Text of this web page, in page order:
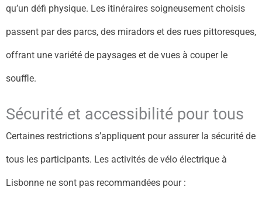
qu’un défi physique. Les itinéraires soigneusement choisis
passent par des parcs, des miradors et des rues pittoresques,
offrant une variété de paysages et de vues à couper le
souffle.
Sécurité et accessibilité pour tous
Certaines restrictions s’appliquent pour assurer la sécurité de
tous les participants. Les activités de vélo électrique à
Lisbonne ne sont pas recommandées pour :